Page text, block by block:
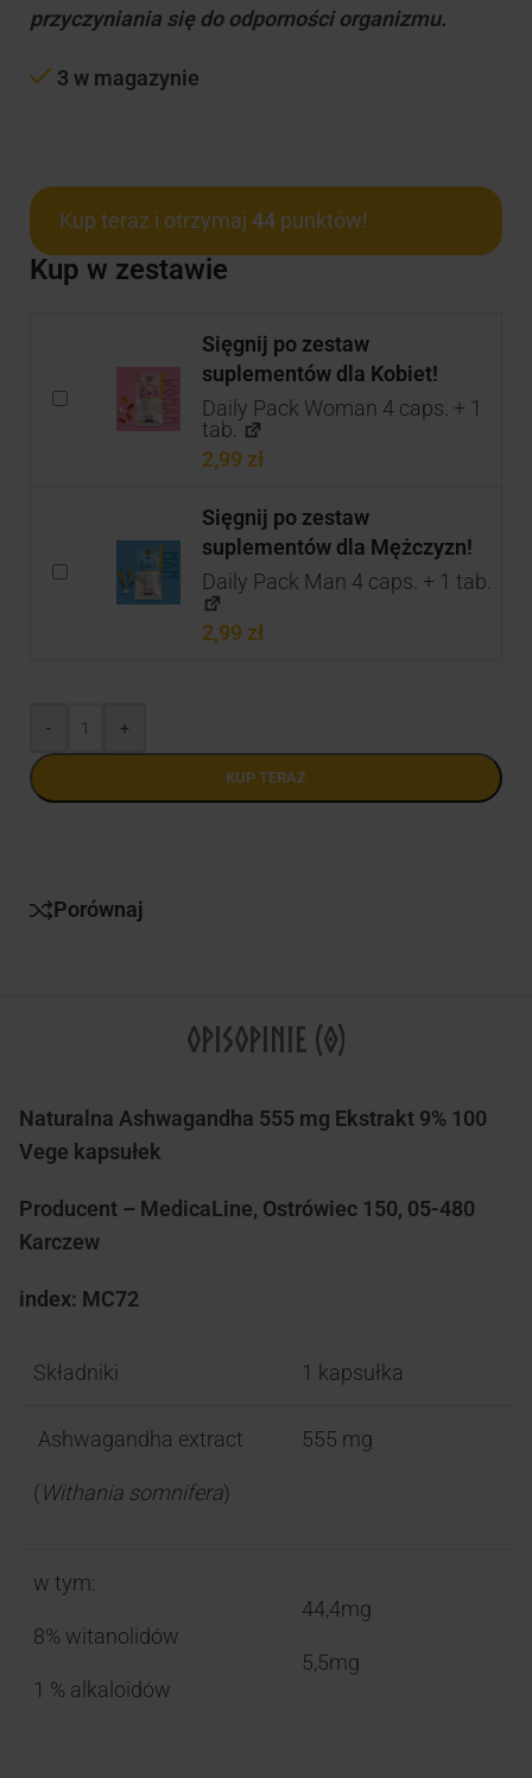
przyczyniania się do odporności organizmu.
3 w magazynie
Kup teraz i otrzymaj 44 punktów!
Kup w zestawie
Sięgnij po zestaw
suplementów dla Kobiet!
Daily Pack Woman 4 caps. + 1
tab.
2,99 zł
Sięgnij po zestaw
suplementów dla Mężczyzn!
Daily Pack Man 4 caps. + 1 tab.
2,99 zł
- +
KUP TERAZ
Porównaj
OPISOPINIE (0)
Naturalna Ashwagandha 555 mg Ekstrakt 9% 100
Vege kapsułek
Producent – MedicaLine, Ostrówiec 150, 05-480
Karczew
index: MC72
Składniki 1 kapsułka
Ashwagandha extract
( Withania somnifera)
555 mg
w tym:
8% witanolidów
1 % alkaloidów
44,4mg
5,5mg